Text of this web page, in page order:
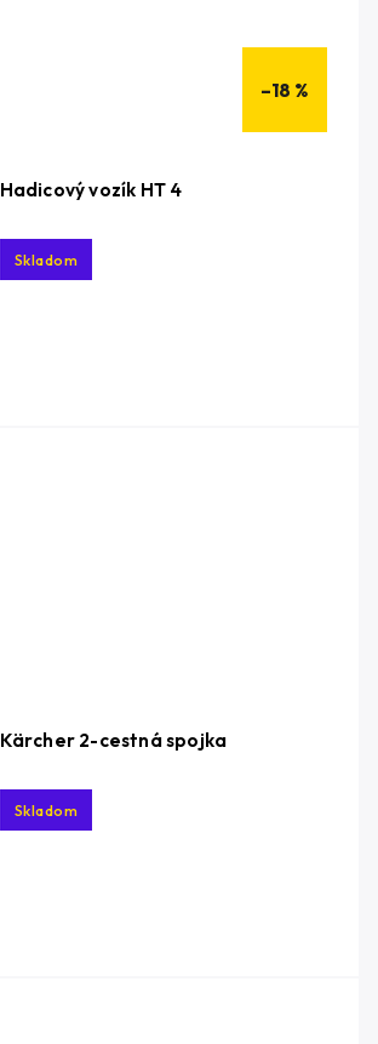
–18 %
Hadicový vozík HT 4
Skladom
Kärcher 2-cestná spojka
Skladom